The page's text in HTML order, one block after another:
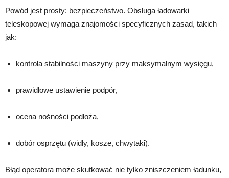
Powód jest prosty: bezpieczeństwo. Obsługa ładowarki
teleskopowej wymaga znajomości specyficznych zasad, takich
jak:
kontrola stabilności maszyny przy maksymalnym wysięgu,
prawidłowe ustawienie podpór,
ocena nośności podłoża,
dobór osprzętu (widły, kosze, chwytaki).
Błąd operatora może skutkować nie tylko zniszczeniem ładunku,